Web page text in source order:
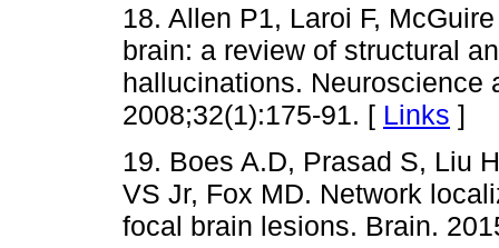
18. Allen P1, Laroi F,
brain: a review of structural
hallucinations. Neuroscience
2008;32(1):175-91. [ Links ]
19. Boes A.D, Prasad S, Liu
VS Jr, Fox MD. Network
focal brain lesions. Brain.